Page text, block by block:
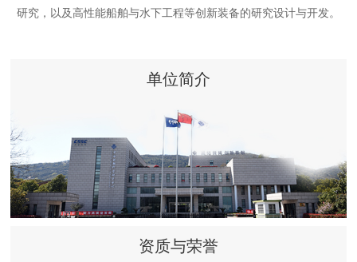
研究，以及高性能船舶与水下工程等创新装备的研究设计与开发。
单位简介
资质与荣誉